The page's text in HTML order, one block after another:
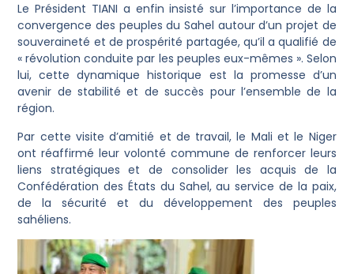
Le Président TIANI a enfin insisté sur l’importance de la
convergence des peuples du Sahel autour d’un projet de
souveraineté et de prospérité partagée, qu’il a qualifié de
« révolution conduite par les peuples eux-mêmes ». Selon
lui, cette dynamique historique est la promesse d’un
avenir de stabilité et de succès pour l’ensemble de la
région.
Par cette visite d’amitié et de travail, le Mali et le Niger
ont réaffirmé leur volonté commune de renforcer leurs
liens stratégiques et de consolider les acquis de la
Confédération des États du Sahel, au service de la paix,
de la sécurité et du développement des peuples
sahéliens.